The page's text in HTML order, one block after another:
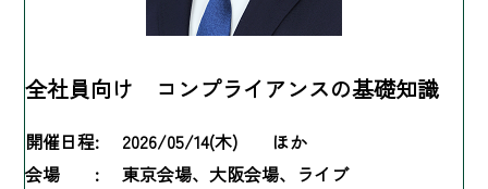
全社員向け コンプライアンスの基礎知識
開催日程:
2026/05/14(木) ほか
会場 :
東京会場、大阪会場、ライブ